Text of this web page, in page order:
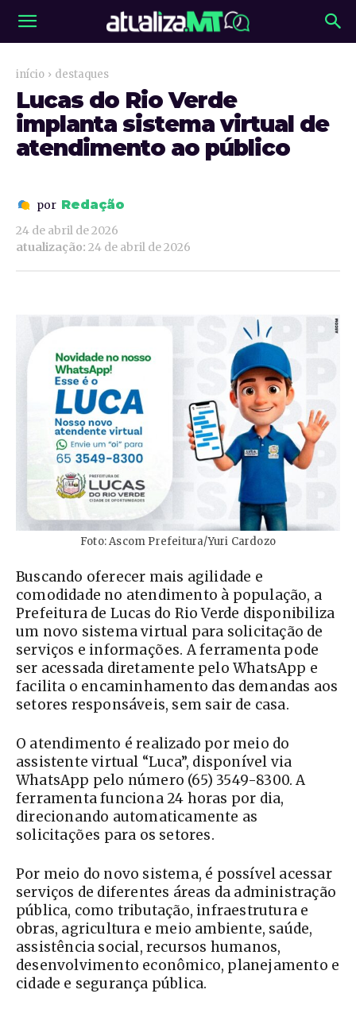
início destaques
Lucas do Rio Verde
implanta sistema virtual de
atendimento ao público
por Redação
24 de abril de 2026
atualização: 24 de abril de 2026
Foto: Ascom Prefeitura/Yuri Cardozo
Buscando oferecer mais agilidade e
comodidade no atendimento à população, a
Prefeitura de Lucas do Rio Verde disponibiliza
um novo sistema virtual para solicitação de
serviços e informações. A ferramenta pode
ser acessada diretamente pelo WhatsApp e
facilita o encaminhamento das demandas aos
setores responsáveis, sem sair de casa.
O atendimento é realizado por meio do
assistente virtual “Luca”, disponível via
WhatsApp pelo número (65) 3549-8300. A
ferramenta funciona 24 horas por dia,
direcionando automaticamente as
solicitações para os setores.
Por meio do novo sistema, é possível acessar
serviços de diferentes áreas da administração
pública, como tributação, infraestrutura e
obras, agricultura e meio ambiente, saúde,
assistência social, recursos humanos,
desenvolvimento econômico, planejamento e
cidade e segurança pública.